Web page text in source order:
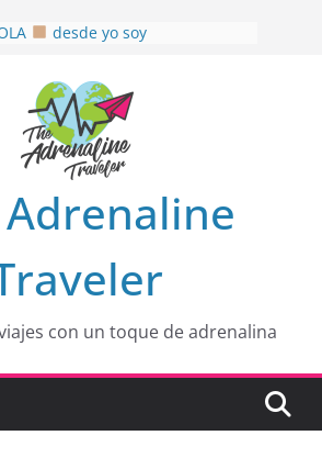
desde yo soy
SENDERO DEL CACAO: Excelente
AL NATURALSHH !!
PERSPECTIVA de RÍO EL
con un toque de adrenalina